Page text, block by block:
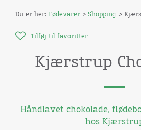
Du er her: Fødevarer > Shopping >
Tilføj til favoritter
Kjærstrup
Håndlavet chokolade,
hos